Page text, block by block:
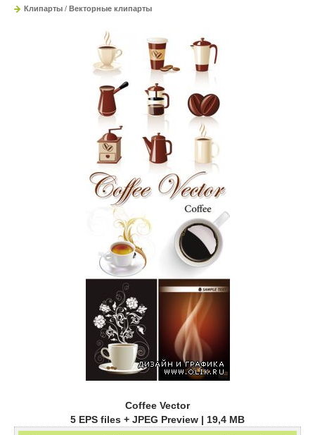
Клипарты / Векторные клипарты
Coffee Vector
5 EPS files + JPEG Preview | 19,4 MB